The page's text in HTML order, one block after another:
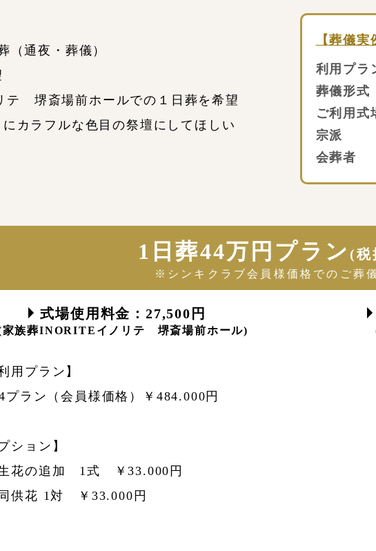
（通夜・葬儀）
テ 堺斎場前ホールでの１日葬を希望
カラフルな色目の祭壇にしてほしい
【葬儀実
利用プラ
葬儀形
ご利用
宗派
会葬者
1日葬44万円プラン (税
※シンキクラブ会員様価格でのご葬
式場使用料金：27,500円
家族葬INORITEイノリテ 堺斎場前ホール)
用プラン】
プラン（会員様価格）￥484.000円
ション】
花の追加 1式 ￥33.000円
供花 1対 ￥33.000円